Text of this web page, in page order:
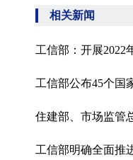
相关新闻
工信部：开展2022
工信部公布45个国
住建部、市场监管
工信部明确全面推